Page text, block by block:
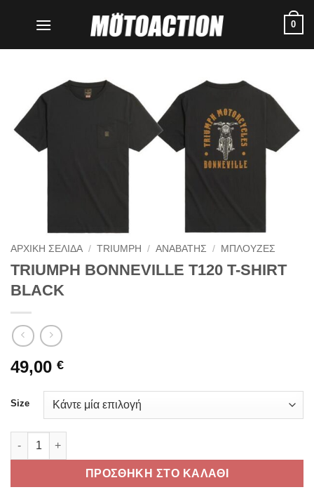
0
ΑΡΧΙΚΗ ΣΕΛΙΔΑ / TRIUMPH / ΑΝΑΒΑΤΗΣ / ΜΠΛΟΥΖΕΣ
TRIUMPH BONNEVILLE T120 T-SHIRT
BLACK
49,00 €
Size
TRIUMPH BONNEVILLE T120 T-SHIRT BLACK ποσότητα
ΠΡΟΣΘΗΚΗ ΣΤΟ ΚΑΛΑΘΙ